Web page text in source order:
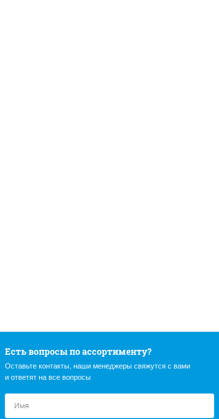
Есть вопросы по ассортименту?
Оставьте контакты, наши менеджеры свяжутся с вами
и ответят на все вопросы